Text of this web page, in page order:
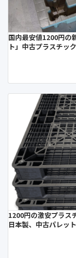
国内最安値1200円の
ト」中古プラスチッ
1200円の激安プラス
日本製、中古パレッ